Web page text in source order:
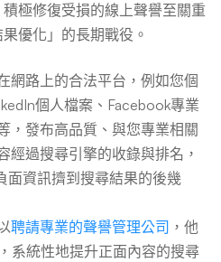
極修復受損的線上聲譽至關重
優化」的長期戰役。
網路上的合法平台，例如您個
個人檔案、Facebook專業
，發布高品質、與您專業相關
經過搜尋引擎的收錄與排名，
面資訊擠到搜尋結果的後幾
聘請專業的聲譽管理公司 ，他
系統性地提升正面內容的搜尋